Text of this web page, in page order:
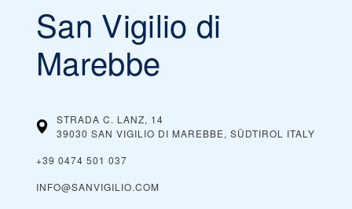
San Vigilio di
Marebbe
STRADA C. LANZ, 14
39030 SAN VIGILIO DI MAREBBE, SÜDTIROL
ITALY
+39 0474 501 037
INFO@SANVIGILIO.COM